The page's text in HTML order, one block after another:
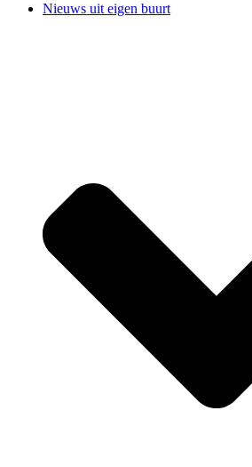
Nieuws uit eigen buurt